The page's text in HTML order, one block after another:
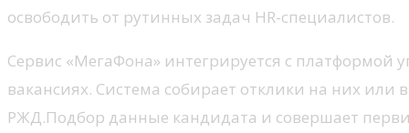
освободить от рутинных задач HR-специалистов.
Сервис «МегаФона» интегрируется с
вакансиях. Система собирает отклики на них
РЖД.Подбор данные кандидата и совершает